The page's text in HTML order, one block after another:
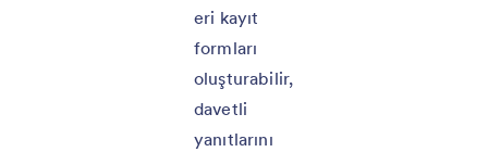
eri kayıt
formları
oluşturabilir,
davetli
yanıtlarını